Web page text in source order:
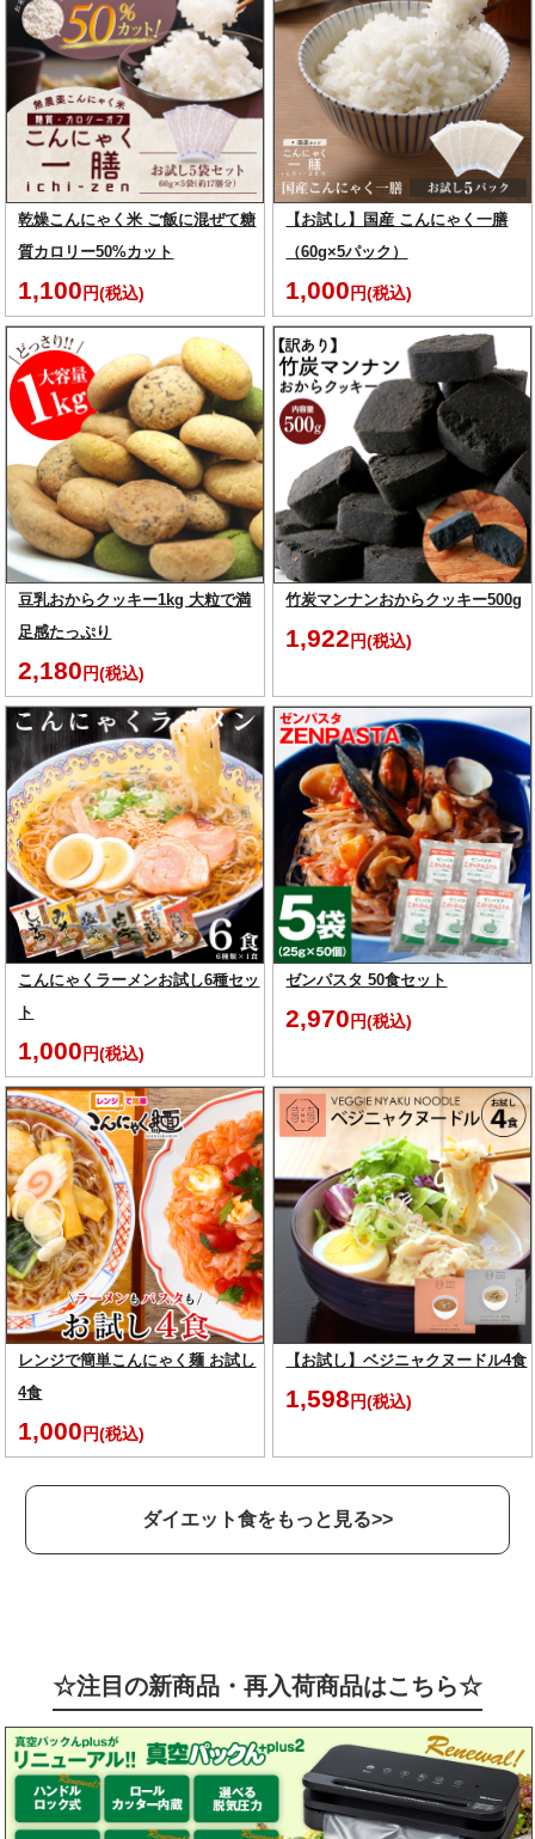
乾燥こんにゃく米 ご飯に混ぜて糖
質カロリー50%カット
1,100 円(税込)
【お試し】国産 こんにゃく一膳
（60g×5パック）
1,000 円(税込)
豆乳おからクッキー1kg 大粒で満
足感たっぷり
2,180 円(税込)
竹炭マンナンおからクッキー500g
1,922 円(税込)
こんにゃくラーメンお試し6種セッ
ト
1,000 円(税込)
ゼンパスタ 50食セット
2,970 円(税込)
レンジで簡単こんにゃく麺 お試し
4食
1,000 円(税込)
【お試し】ベジニャクヌードル4食
1,598 円(税込)
ダイエット食をもっと見る>>
☆注目の新商品・再入荷商品はこちら☆